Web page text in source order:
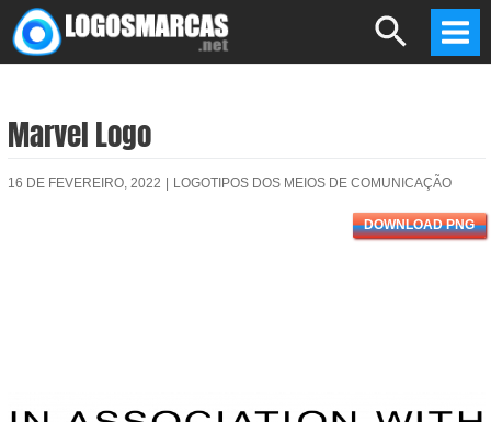
Skip
to
Search
Marvel Logo
16 DE FEVEREIRO, 2022 LOGOTIPOS DOS MEIOS DE COMUNICAÇÃO
DOWNLOAD PNG